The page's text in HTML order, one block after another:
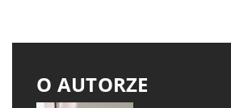
O AUTORZE